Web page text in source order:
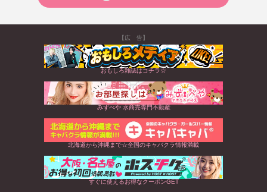
【広 告】
おもしろ雑誌はコチラ☆
みずべや 水商売専門不動産
北海道から沖縄まで☆全国のキャバクラ情報満載
すぐに使えるお得なクーポンGET